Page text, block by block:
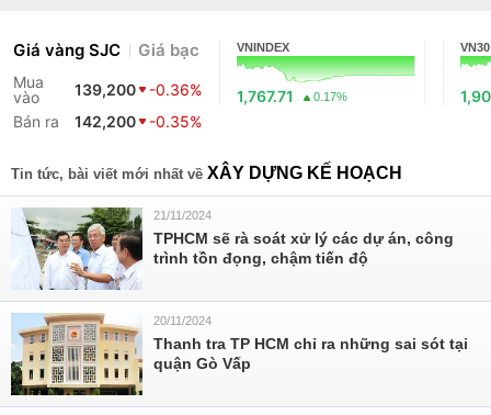
Giá vàng SJC Giá bạc
Mua
vào
139,200
-0.36%
Bán ra
142,200 -0.35%
VNINDEX
1,767.71 0.17%
VN30
Tin tức, bài viết mới nhất về XÂY DỰNG KẾ HOẠCH
21/11/2024
TPHCM sẽ rà soát xử lý các dự án, công
trình tồn đọng, chậm tiến độ
20/11/2024
Thanh tra TP HCM chỉ ra những sai sót tại
quận Gò Vấp